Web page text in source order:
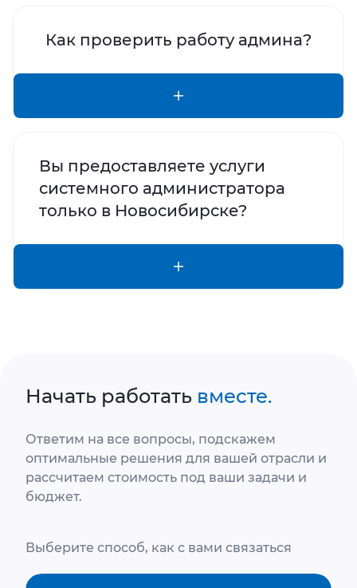
Как проверить работу админа?
Вы предоставляете услуги
системного администратора
только в Новосибирске?
Начать работать вместе.
Ответим на все вопросы, подскажем
оптимальные решения для вашей отрасли и
рассчитаем стоимость под ваши задачи и
бюджет.
Выберите способ, как с вами связаться